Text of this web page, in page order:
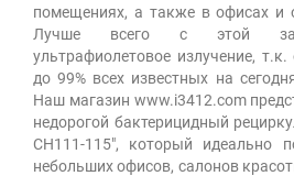
помещениях, а также в офисах и
Лучше всего с этой
ультрафиолетовое излучение,
до 99% всех известных на
Наш магазин www.i3412.com
недорогой бактерицидный
CH111-115", который идеально
небольших офисов, салонов